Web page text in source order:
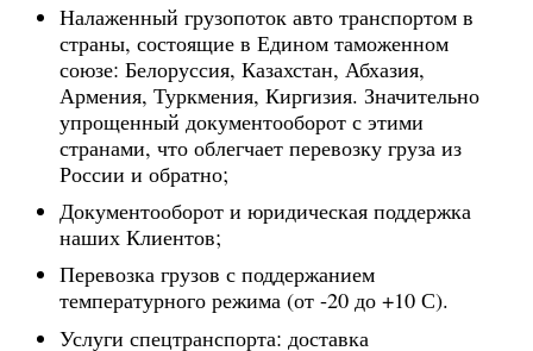
Налаженный грузопоток авто транспортом в
страны, состоящие в Едином таможенном
союзе: Белоруссия, Казахстан, Абхазия,
Армения, Туркмения, Киргизия. Значительно
упрощенный документооборот с этими
странами, что облегчает перевозку груза из
России и обратно;
Документооборот и юридическая поддержка
наших Клиентов;
Перевозка грузов с поддержанием
температурного режима (от -20 до +10 С).
Услуги спецтранспорта: доставка